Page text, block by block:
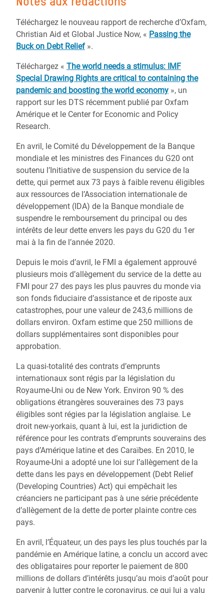
Téléchargez le nouveau rapport de recherche d’Oxfam,
Christian Aid et Global Justice Now, « Passing the
Buck on Debt Relief».
Téléchargez « The world needs a stimulus: IMF
Special Drawing Rights are critical to containing the
pandemic and boosting the world economy », un
rapport sur les DTS récemment publié par Oxfam
Amérique et le Center for Economic and Policy
Research.
En avril, le Comité du Développement de la Banque
mondiale et les ministres des Finances du G20 ont
soutenu l’Initiative de suspension du service de la
dette, qui permet aux 73 pays à faible revenu éligibles
aux ressources de l’Association internationale de
développement (IDA) de la Banque mondiale de
suspendre le remboursement du principal ou des
intérêts de leur dette envers les pays du G20 du 1er
mai à la fin de l’année 2020.
Depuis le mois d’avril, le FMI a également approuvé
plusieurs mois d’allègement du service de la dette au
FMI pour 27 des pays les plus pauvres du monde via
son fonds fiduciaire d’assistance et de riposte aux
catastrophes, pour une valeur de 243,6 millions de
dollars environ. Oxfam estime que 250 millions de
dollars supplémentaires sont disponibles pour
approbation.
La quasi-totalité des contrats d’emprunts
internationaux sont régis par la législation du
Royaume-Uni ou de New York. Environ 90 % des
obligations étrangères souveraines des 73 pays
éligibles sont régies par la législation anglaise. Le
droit new-yorkais, quant à lui, est la juridiction de
référence pour les contrats d’emprunts souverains des
pays d’Amérique latine et des Caraïbes. En 2010, le
Royaume-Uni a adopté une loi sur l’allègement de la
dette dans les pays en développement (Debt Relief
(Developing Countries) Act) qui empêchait les
créanciers ne participant pas à une série précédente
d’allègement de la dette de porter plainte contre ces
pays.
En avril, l’Équateur, un des pays les plus touchés par la
pandémie en Amérique latine, a conclu un accord avec
des obligataires pour reporter le paiement de 800
millions de dollars d’intérêts jusqu’au mois d’août pour
parvenir à lutter contre le coronavirus, ce qui lui a valu